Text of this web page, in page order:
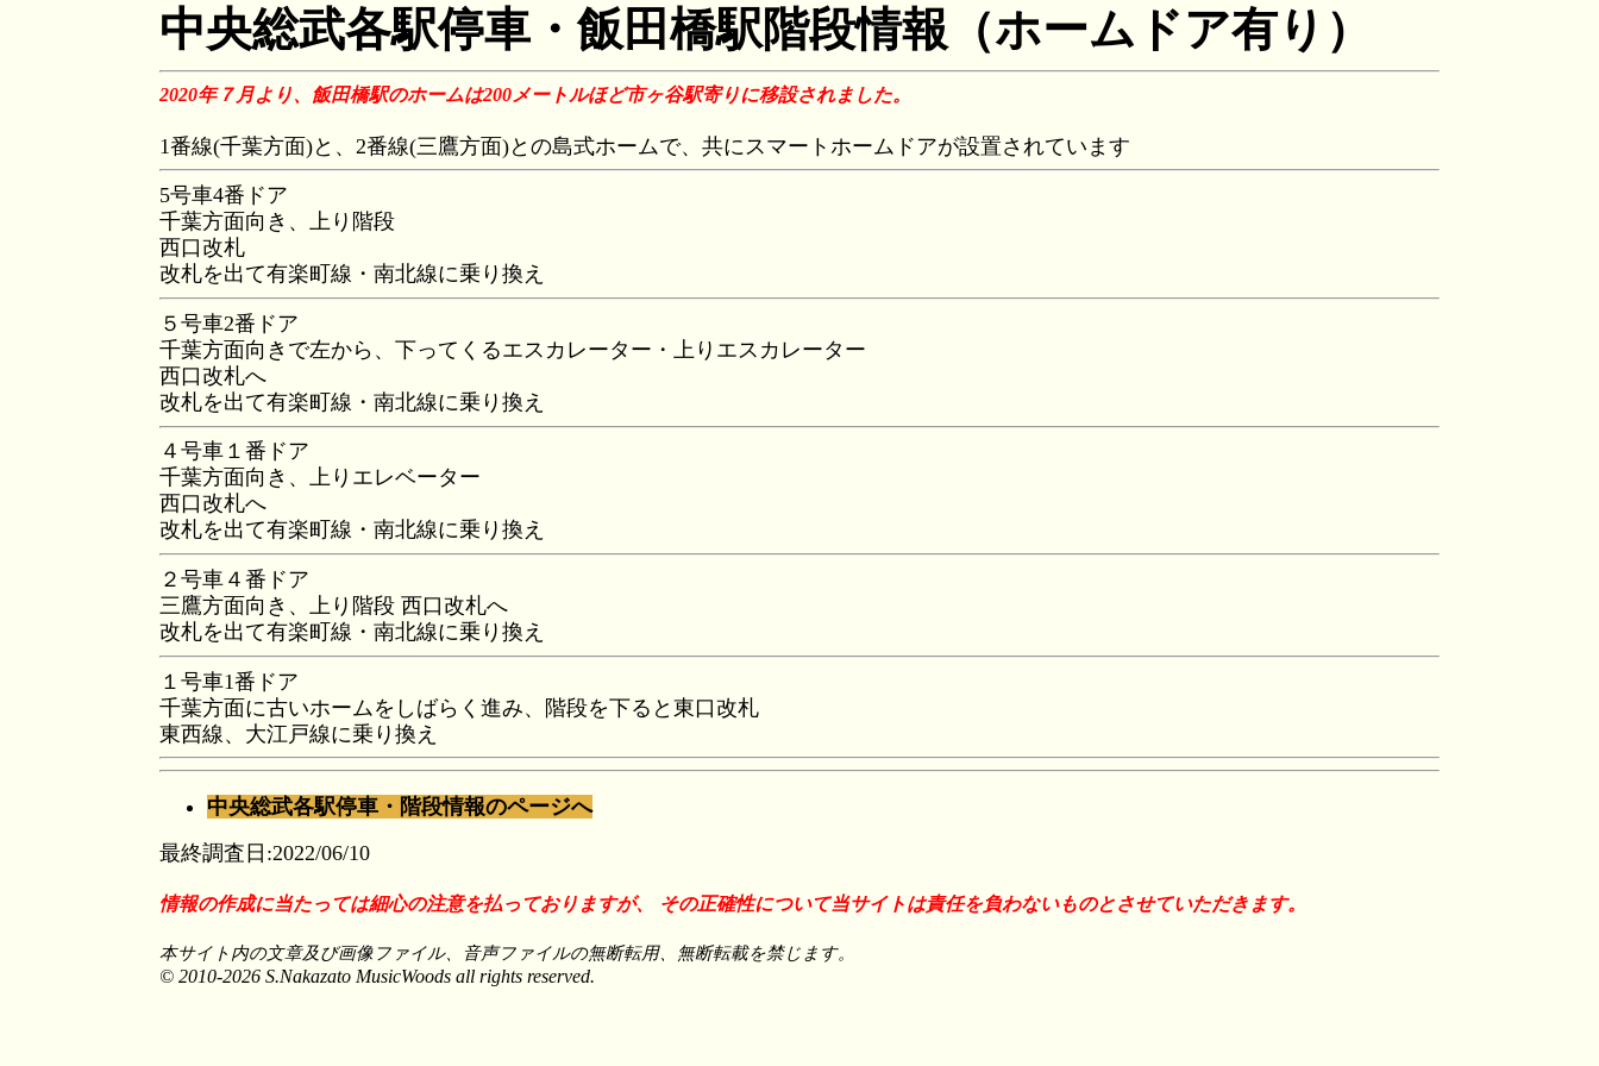
中央総武各駅停車・飯田橋駅階段情報（ホームドア有り）
2020年７月より、飯田橋駅のホームは200メートルほど市ヶ谷駅寄りに移設されました。
1番線(千葉方面)と、2番線(三鷹方面)との島式ホームで、共にスマートホームドアが設置されています
5号車4番ドア
千葉方面向き、上り階段
西口改札
改札を出て有楽町線・南北線に乗り換え
５号車2番ドア
千葉方面向きで左から、下ってくるエスカレーター・上りエスカレーター
西口改札へ
改札を出て有楽町線・南北線に乗り換え
４号車１番ドア
千葉方面向き、上りエレベーター
西口改札へ
改札を出て有楽町線・南北線に乗り換え
２号車４番ドア
三鷹方面向き、上り階段 西口改札へ
改札を出て有楽町線・南北線に乗り換え
１号車1番ドア
千葉方面に古いホームをしばらく進み、階段を下ると東口改札
東西線、大江戸線に乗り換え
中央総武各駅停車・階段情報のページへ
最終調査日:2022/06/10
情報の作成に当たっては細心の注意を払っておりますが、 その正確性について当サイトは責任を負わないものとさせていただきます。
本サイト内の文章及び画像ファイル、音声ファイルの無断転用、無断転載を禁じます。
© 2010-2026 S.Nakazato MusicWoods all rights reserved.